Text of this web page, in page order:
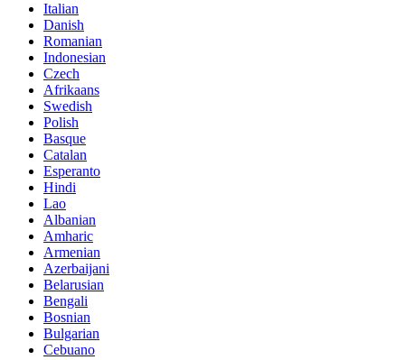
Italian
Danish
Romanian
Indonesian
Czech
Afrikaans
Swedish
Polish
Basque
Catalan
Esperanto
Hindi
Lao
Albanian
Amharic
Armenian
Azerbaijani
Belarusian
Bengali
Bosnian
Bulgarian
Cebuano